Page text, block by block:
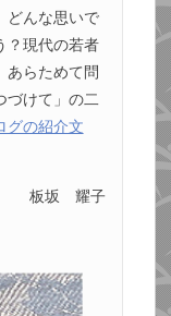
どんな思いで
？現代の若者
あらためて問
づけて」の二
グの紹介文
板坂 耀子